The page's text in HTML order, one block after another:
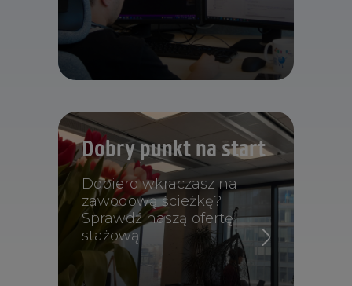
Dobry punkt na start
Dopiero wkraczasz na
zawodową ścieżkę?
Sprawdź naszą ofertę
stażową!